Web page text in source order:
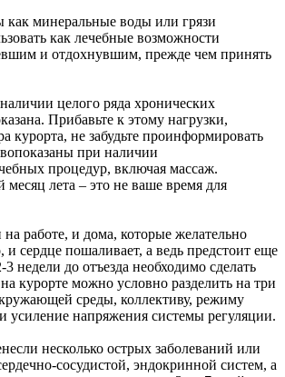
как минеральные воды или грязи
как лечебные возможности
и отдохнувшим, прежде чем принять
целого ряда хронических
Прибавьте к этому нагрузки,
курорта, не забудьте проинформировать
при наличии
процедур, включая массаж.
лета – это не ваше время для
работе, и дома, которые желательно
сердце пошаливает, а ведь предстоит еще
недели до отъезда необходимо сделать
курорте можно условно разделить на три
среды, коллективу, режиму
усиление напряжения системы регуляции.
несколько острых заболеваний или
сосудистой, эндокринной систем, а